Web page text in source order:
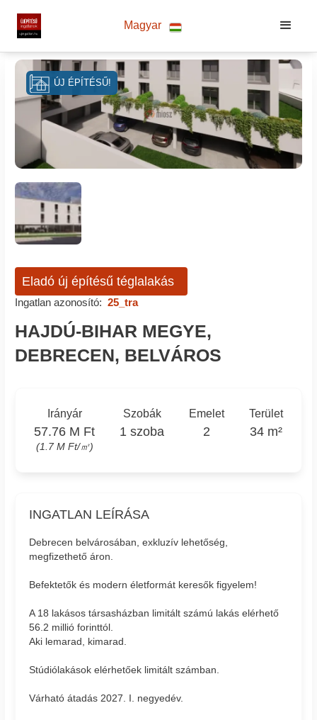
Magyar
ÚJ ÉPÍTÉSŰ!
Eladó új építésű téglalakás
Ingatlan azonosító: 25_tra
HAJDÚ-BIHAR MEGYE,
DEBRECEN, BELVÁROS
Irányár
57.76 M Ft
(1.7 M Ft/㎡)
Szobák
1 szoba
Emelet
2
Terület
34 m²
INGATLAN LEÍRÁSA
Debrecen belvárosában, exkluzív lehetőség,
megfizethető áron.
Befektetők és modern életformát keresők figyelem!
A 18 lakásos társasházban limitált számú lakás elérhető
56.2 millió forinttól.
Aki lemarad, kimarad.
Stúdiólakások elérhetőek limitált számban.
Várható átadás 2027. I. negyedév.